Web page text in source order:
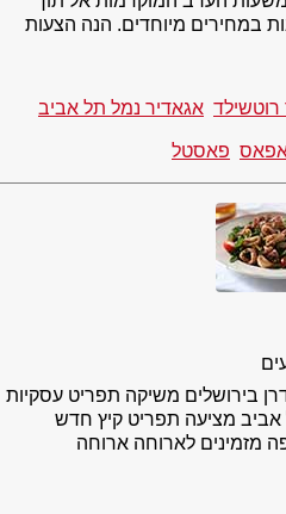
במחירים מיוחדים. הנה הצעות
אגאדיר נמל תל אביב
פאסטל
בירושלים משיקה תפריט עסקיות
מציעה תפריט קיץ חדש
מזמינים לארוחה ארוחה